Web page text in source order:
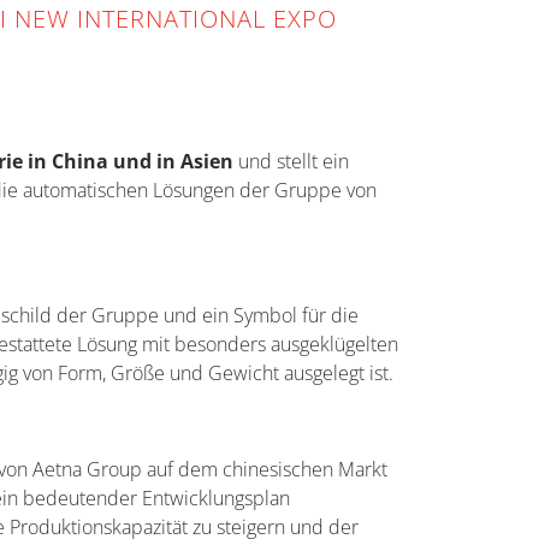
INTERNATIONAL EXPO
in China und in Asien und stellt ein
automatischen Lösungen der Gruppe von
der Gruppe und ein Symbol für die
Lösung mit besonders ausgeklügelten
von Form, Größe und Gewicht ausgelegt ist.
Aetna Group auf dem chinesischen Markt
bedeutender Entwicklungsplan
zu steigern und der